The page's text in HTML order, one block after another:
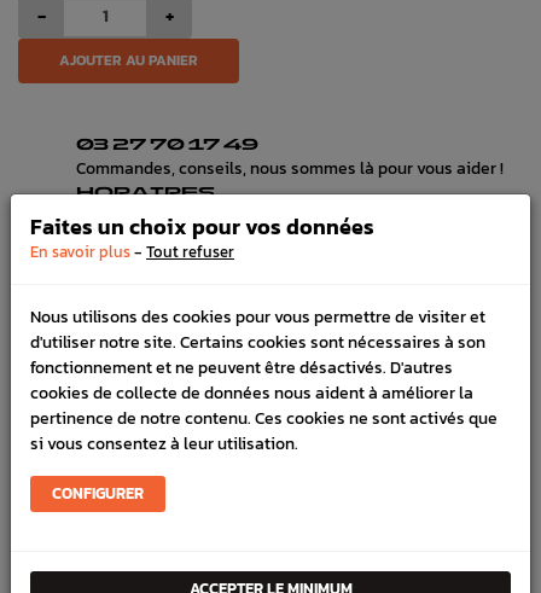
- +
AJOUTER AU PANIER
03 27 70 17 49
Commandes, conseils, nous sommes là pour vous aider !
HORAIRES
Lundi au vendredi de 8h à 12h et de 13h30 à 17h
LIVRAISON EXPRESS
Commande avant 12h, livraison 24h à 48h avec DPD
100% sécurisé, payez en 3x, 4x ou 10x avec frais votre
commande
DÉTAILS DU PRODUIT
LIVRAISON
Marque : STEF-DESIGN.com
Faites un choix pour vos données
En savoir plus- Tout refuser
Nous utilisons des cookies pour vous permettre de visiter et
d'utiliser notre site. Certains cookies sont nécessaires à son
fonctionnement et ne peuvent être désactivés. D'autres
cookies de collecte de données nous aident à améliorer la
pertinence de notre contenu. Ces cookies ne sont activés que
si vous consentez à leur utilisation.
CONFIGURER